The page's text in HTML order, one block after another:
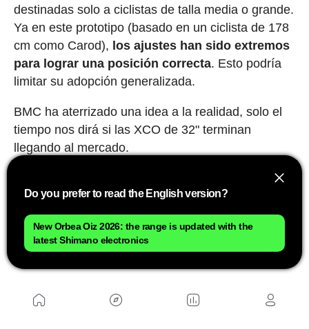
destinadas solo a ciclistas de talla media o grande.
Ya en este prototipo (basado en un ciclista de 178
cm como Carod), los ajustes han sido extremos
para lograr una posición correcta. Esto podría
limitar su adopción generalizada.
BMC ha aterrizado una idea a la realidad, solo el
tiempo nos dirá si las XCO de 32" terminan
llegando al mercado.
llegada de las 32” no es inminente, pero
tampoco es un disparate.El Impec Lab de BMC
ha abierto un camino que otras muchas ya podrían
estar recorriendo.
Do you prefer to read the English version?
New Orbea Oiz 2026: the range is updated with the
latest Shimano electronics